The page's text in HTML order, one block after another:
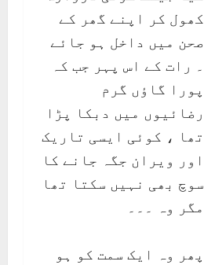
کھول کر اپنے گھر کے
صحن میں داخل ہو جائے
۔ رات کے اس پہر جب کہ
پورا گاؤں گرم
رضائیوں میں دبکا پڑا
تھا ، کوئی ایسی تاریک
اور ویران جگہ جانے کا
سوچ بھی نہیں سکتا تھا
مگر وہ ۔۔۔
پھر وہ ایک سمت کو ہو